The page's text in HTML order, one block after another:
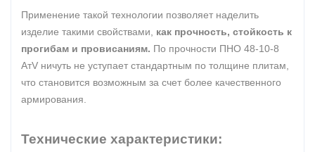
Применение такой технологии позволяет наделить
изделие такими свойствами, как прочность, стойкость к
прогибам и провисаниям. По прочности ПНО 48-10-8
АтV ничуть не уступает стандартным по толщине плитам,
что становится возможным за счет более качественного
армирования.
Технические характеристики: